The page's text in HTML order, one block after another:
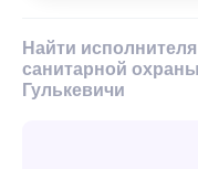
Найти
санитарной
Гулькевичи